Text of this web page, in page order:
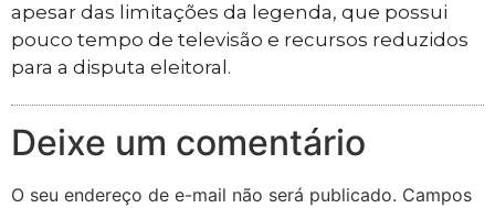
apesar das limitações da legenda, que possui
pouco tempo de televisão e recursos reduzidos
para a disputa eleitoral.
Deixe um comentário
O seu endereço de e-mail não será publicado. Campos